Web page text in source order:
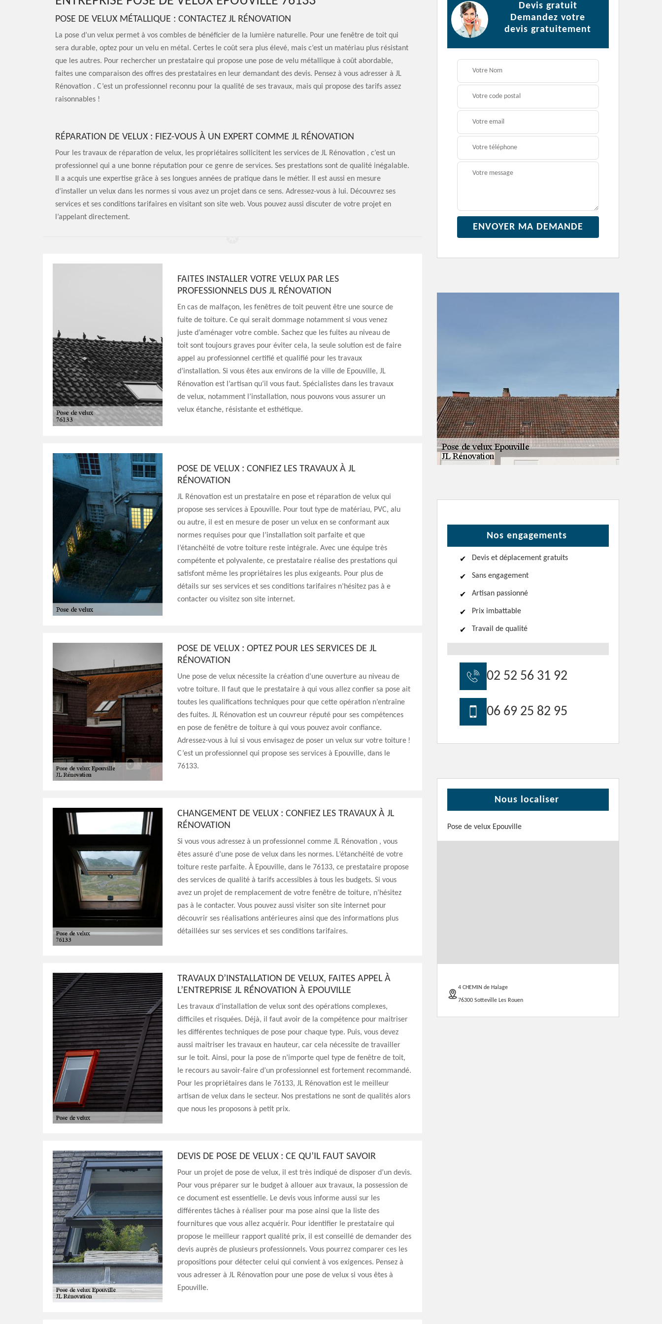
POSE DE VELUX MÉTALLIQUE : CONTACTEZ JL RÉNOVATION
La pose d’un velux permet à vos combles de bénéficier de la lumière naturelle. Pour une fenêtre de toit qui
sera durable, optez pour un velu en métal. Certes le coût sera plus élevé, mais c’est un matériau plus résistant
que les autres. Pour rechercher un prestataire qui propose une pose de velu métallique à coût abordable,
faites une comparaison des offres des prestataires en leur demandant des devis. Pensez à vous adresser à JL
Rénovation . C’est un professionnel reconnu pour la qualité de ses travaux, mais qui propose des tarifs assez
raisonnables !
RÉPARATION DE VELUX : FIEZ-VOUS À UN EXPERT COMME JL RÉNOVATION
Pour les travaux de réparation de velux, les propriétaires sollicitent les services de JL Rénovation , c’est un
professionnel qui a une bonne réputation pour ce genre de services. Ses prestations sont de qualité inégalable.
Il a acquis une expertise grâce à ses longues années de pratique dans le métier. Il est aussi en mesure
d’installer un velux dans les normes si vous avez un projet dans ce sens. Adressez-vous à lui. Découvrez ses
services et ses conditions tarifaires en visitant son site web. Vous pouvez aussi discuter de votre projet en
l’appelant directement.
FAITES INSTALLER VOTRE VELUX PAR LES
PROFESSIONNELS DUS JL RÉNOVATION
En cas de malfaçon, les fenêtres de toit peuvent être une source de
fuite de toiture. Ce qui serait dommage notamment si vous venez
juste d’aménager votre comble. Sachez que les fuites au niveau de
toit sont toujours graves pour éviter cela, la seule solution est de faire
appel au professionnel certifié et qualifié pour les travaux
d’installation. Si vous êtes aux environs de la ville de Epouville, JL
Rénovation est l’artisan qu’il vous faut. Spécialistes dans les travaux
de velux, notamment l’installation, nous pouvons vous assurer un
velux étanche, résistante et esthétique.
POSE DE VELUX : CONFIEZ LES TRAVAUX À JL
RÉNOVATION
JL Rénovation est un prestataire en pose et réparation de velux qui
propose ses services à Epouville. Pour tout type de matériau, PVC, alu
ou autre, il est en mesure de poser un velux en se conformant aux
normes requises pour que l’installation soit parfaite et que
l’étanchéité de votre toiture reste intégrale. Avec une équipe très
compétente et polyvalente, ce prestataire réalise des prestations qui
satisfont même les propriétaires les plus exigeants. Pour plus de
détails sur ses services et ses conditions tarifaires n’hésitez pas à e
contacter ou visitez son site internet.
POSE DE VELUX : OPTEZ POUR LES SERVICES DE JL
RÉNOVATION
Une pose de velux nécessite la création d’une ouverture au niveau de
votre toiture. Il faut que le prestataire à qui vous allez confier sa pose ait
toutes les qualifications techniques pour que cette opération n’entraîne
des fuites. JL Rénovation est un couvreur réputé pour ses compétences
en pose de fenêtre de toiture à qui vous pouvez avoir confiance.
Adressez-vous à lui si vous envisagez de poser un velux sur votre toiture !
C’est un professionnel qui propose ses services à Epouville, dans le
76133.
CHANGEMENT DE VELUX : CONFIEZ LES TRAVAUX À JL
RÉNOVATION
Si vous vous adressez à un professionnel comme JL Rénovation , vous
êtes assuré d’une pose de velux dans les normes. L’étanchéité de votre
toiture reste parfaite. À Epouville, dans le 76133, ce prestataire propose
des services de qualité à tarifs accessibles à tous les budgets. Si vous
avez un projet de remplacement de votre fenêtre de toiture, n’hésitez
pas à le contacter. Vous pouvez aussi visiter son site internet pour
découvrir ses réalisations antérieures ainsi que des informations plus
détaillées sur ses services et ses conditions tarifaires.
TRAVAUX D’INSTALLATION DE VELUX, FAITES APPEL À
L’ENTREPRISE JL RÉNOVATION À EPOUVILLE
Les travaux d’installation de velux sont des opérations complexes,
difficiles et risquées. Déjà, il faut avoir de la compétence pour maitriser
les différentes techniques de pose pour chaque type. Puis, vous devez
aussi maitriser les travaux en hauteur, car cela nécessite de travailler
sur le toit. Ainsi, pour la pose de n’importe quel type de fenêtre de toit,
le recours au savoir-faire d’un professionnel est fortement recommandé.
Pour les propriétaires dans le 76133, JL Rénovation est le meilleur
artisan de velux dans le secteur. Nos prestations ne sont de qualités alors
que nous les proposons à petit prix.
DEVIS DE POSE DE VELUX : CE QU’IL FAUT SAVOIR
Pour un projet de pose de velux, il est très indiqué de disposer d’un devis.
Pour vous préparer sur le budget à allouer aux travaux, la possession de
ce document est essentielle. Le devis vous informe aussi sur les
différentes tâches à réaliser pour ma pose ainsi que la liste des
fournitures que vous allez acquérir. Pour identifier le prestataire qui
propose le meilleur rapport qualité prix, il est conseillé de demander des
devis auprès de plusieurs professionnels. Vous pourrez comparer ces les
propositions pour détecter celui qui convient à vos exigences. Pensez à
vous adresser à JL Rénovation pour une pose de velux si vous êtes à
Epouville.
Devis gratuit
Demandez votre
devis gratuitement
Nos engagements
Devis et déplacement gratuits
Sans engagement
Artisan passionné
Prix imbattable
Travail de qualité
02 52 56 31 92
06 69 25 82 95
Nous localiser
Pose de velux Epouville
4 CHEMIN de Halage
76300 Sotteville Les Rouen